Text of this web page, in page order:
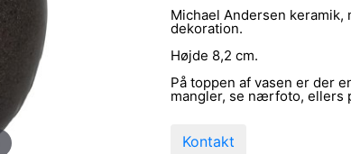
Michael Andersen
dekoration.
Højde 8,2 cm.
På toppen af vasen er der
mangler, se nærfoto, ellers
Kontakt